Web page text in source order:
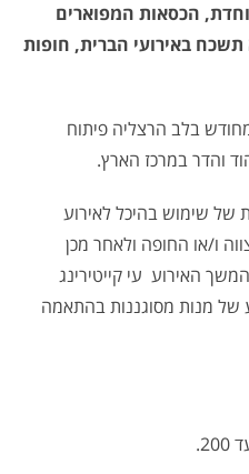
הכסאות המפוארים
תשכח באירועי הברית, חופות
בלב הרצליה פיתוח
והדר במרכז הארץ.
של שימוש בהיכל לאירוע
ו/או החופה ולאחר מכן
האירוע עי קייטירינג
של מנות מסוגננות בהתאמה